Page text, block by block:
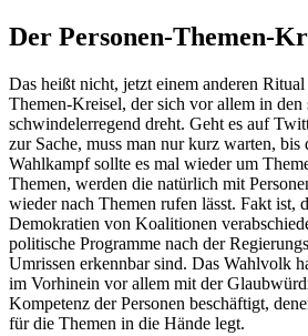
Der Personen-Themen-
Das heißt nicht, jetzt einem anderen
Themen-Kreisel, der sich vor allem in
schwindelerregend dreht. Geht es auf
zur Sache, muss man nur kurz warten, bis
Wahlkampf sollte es mal wieder um
Themen, werden die natürlich mit
wieder nach Themen rufen lässt. Fakt ist,
Demokratien von Koalitionen
politische Programme nach der
Umrissen erkennbar sind. Das Wahlvolk
im Vorhinein vor allem mit der
Kompetenz der Personen beschäftigt,
für die Themen in die Hände legt.